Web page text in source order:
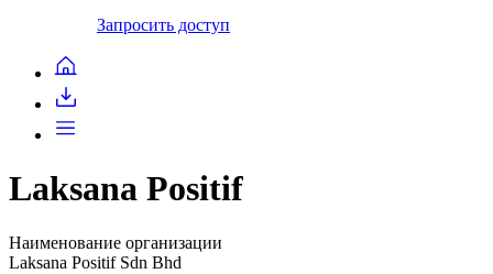
Запросить доступ
Laksana Positif
Наименование организации
Laksana Positif Sdn Bhd